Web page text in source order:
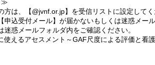
≫
方は、【@jvnf.or.jp】を受信リストに設定してく
込受付メール】が届かないもしくは迷惑メー
惑メールフォルダ内をご確認ください。
使えるアセスメント～GAF尺度による評価と看